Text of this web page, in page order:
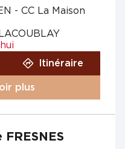
- CC La Maison
Itinéraire
plus